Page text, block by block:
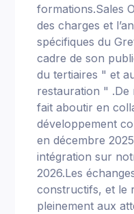
formations.Sales
des charges et
spécifiques du
cadre de son
du tertiaires " et
restauration " .De
fait aboutir en
développement
en décembre
intégration sur
2026.Les
constructifs, et le
pleinement aux